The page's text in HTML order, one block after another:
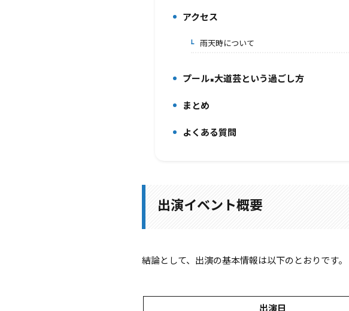
アクセス
4-1.雨天時について
プール×大道芸という過ごし方
まとめ
よくある質問
出演イベント概要
結論として、出演の基本情報は以下のとおりです。